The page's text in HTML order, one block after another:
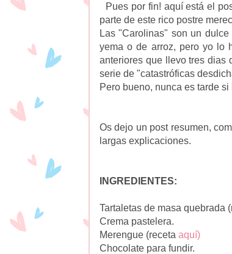
Pues por fin! aquí está el
parte de este rico postre
Las "Carolinas" son un
yema o de arroz, pero yo lo
anteriores que llevo tres dias
serie de "catastróficas
Pero bueno, nunca es tarde
Os dejo un post resumen,
largas explicaciones.
INGREDIENTES:
Tartaletas de masa quebrada
Crema pastelera.
Merengue (receta aquí)
Chocolate para fundir.